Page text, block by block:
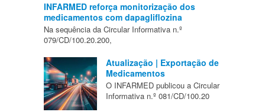
INFARMED reforça monitorização dos
medicamentos com dapagliflozina
Na sequência da Circular Informativa n.º
079/CD/100.20.200,
Atualização | Exportação de
Medicamentos
O INFARMED publicou a Circular
Informativa n.º 081/CD/100.20